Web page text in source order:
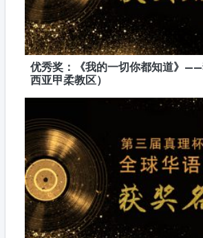
优秀奖：《我的一切你都知道》
西亚甲柔教区）